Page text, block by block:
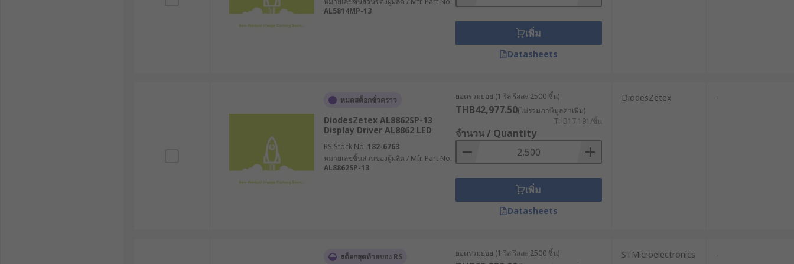
AL5814MP-13
เพิ่ม
Datasheets
หมดสต็อกชั่วคราว
DiodesZetex AL8862SP-13
Display Driver AL8862 LED
RS Stock No. 182-6763
หมายเลขชิ้นส่วนของผู้ผลิต / Mfr. Part No.
AL8862SP-13
ยอดรวมย่อย (1 รีล รีลละ 2500 ชิ้น)
THB42,977.50(ไม่รวมภาษีมูลค่าเพิ่ม)
THB17.191/ชิ้น
จำนวน / Quantity
เพิ่ม
Datasheets
DiodesZetex -
สต็อกสุดท้ายของ RS ยอดรวมย่อย (1 รีล รีลละ 2500 ชิ้น) STMicroelectronics -